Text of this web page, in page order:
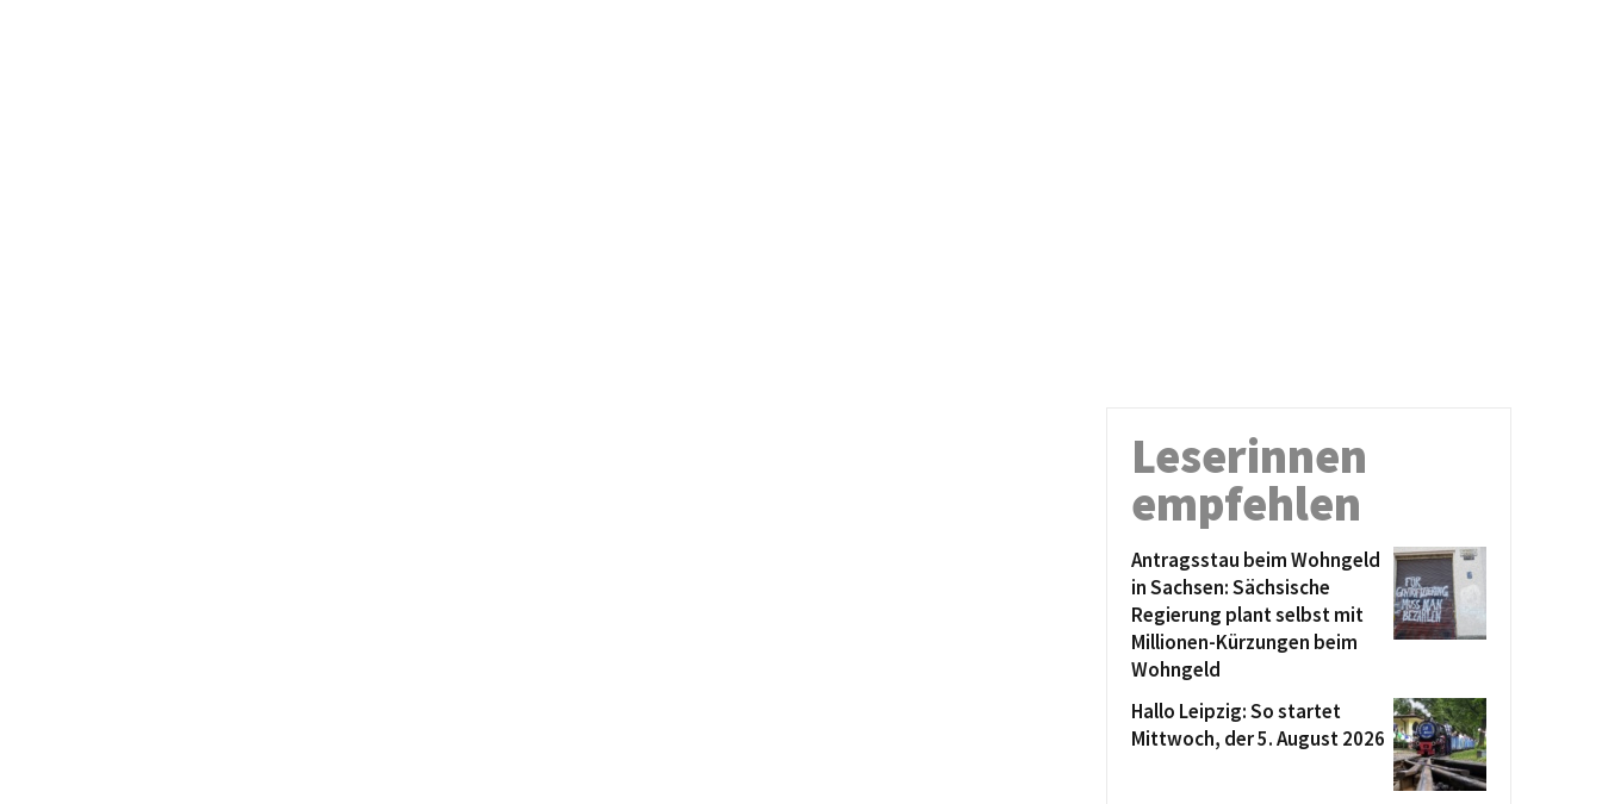
Leserinnen
empfehlen
Antragsstau beim Wohngeld
in Sachsen: Sächsische
Regierung plant selbst mit
Millionen-Kürzungen beim
Wohngeld
Hallo Leipzig: So startet
Mittwoch, der 5. August 2026